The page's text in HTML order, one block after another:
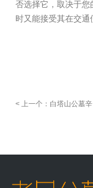
否选择它，取决于您
时又能接受其在交通
< 上一个：白塔山公墓